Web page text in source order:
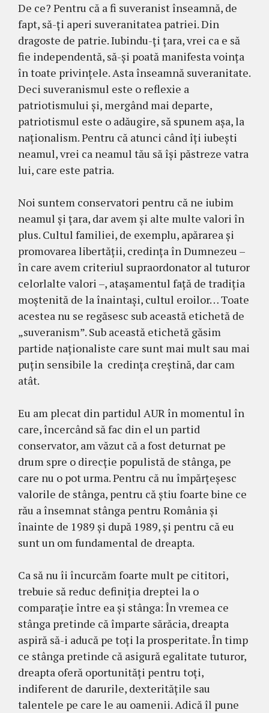
De ce? Pentru că a fi suveranist înseamnă, de
fapt, să-ți aperi suveranitatea patriei. Din
dragoste de patrie. Iubindu-ți țara, vrei ca e să
fie independentă, să-și poată manifesta voința
în toate privințele. Asta înseamnă suveranitate.
Deci suveranismul este o reflexie a
patriotismului și, mergând mai departe,
patriotismul este o adăugire, să spunem așa, la
naționalism. Pentru că atunci când îți iubești
neamul, vrei ca neamul tău să își păstreze vatra
lui, care este patria.
Noi suntem conservatori pentru că ne iubim
neamul și țara, dar avem și alte multe valori în
plus. Cultul familiei, de exemplu, apărarea și
promovarea libertății, credința în Dumnezeu –
în care avem criteriul supraordonator al tuturor
celorlalte valori –, atașamentul față de tradiția
moștenită de la înaintași, cultul eroilor… Toate
acestea nu se regăsesc sub această etichetă de
„suveranism”. Sub această etichetă găsim
partide naționaliste care sunt mai mult sau mai
puțin sensibile la credința creștină, dar cam
atât.
Eu am plecat din partidul AUR în momentul în
care, încercând să fac din el un partid
conservator, am văzut că a fost deturnat pe
drum spre o direcție populistă de stânga, pe
care nu o pot urma. Pentru că nu împărțeșesc
valorile de stânga, pentru că știu foarte bine ce
rău a însemnat stânga pentru România și
înainte de 1989 și după 1989, și pentru că eu
sunt un om fundamental de dreapta.
Ca să nu îi încurcăm foarte mult pe cititori,
trebuie să reduc definiția dreptei la o
comparație între ea și stânga: În vremea ce
stânga pretinde că împarte sărăcia, dreapta
aspiră să-i aducă pe toți la prosperitate. În timp
ce stânga pretinde că asigură egalitate tuturor,
dreapta oferă oportunități pentru toți,
indiferent de darurile, dexteritățile sau
talentele pe care le au oamenii. Adică îl pune